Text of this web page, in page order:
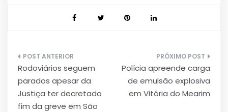
Navegação
de
Post
Rodoviários seguem
parados apesar da
Justiça ter decretado
fim da greve em São
Polícia apreende carga
de emulsão explosiva
em Vitória do Mearim